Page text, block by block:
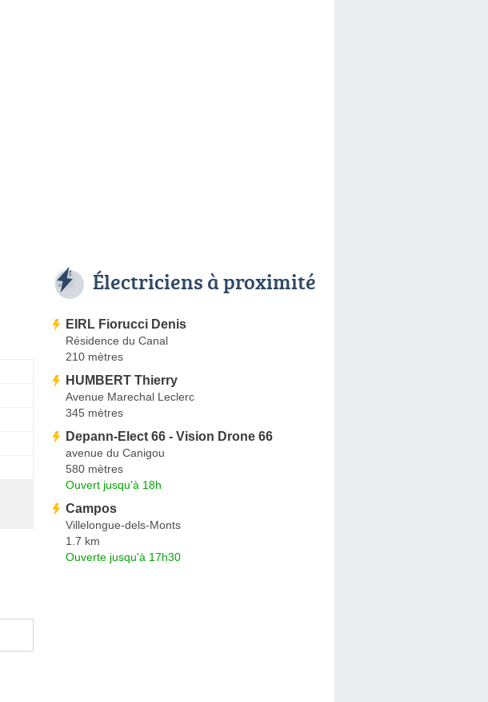
Électriciens à proximité
EIRL Fiorucci Denis
Résidence du Canal
210 mètres
HUMBERT Thierry
Avenue Marechal Leclerc
345 mètres
Depann-Elect 66 - Vision Drone 66
avenue du Canigou
580 mètres
Ouvert jusqu'à 18h
Campos
Villelongue-dels-Monts
1.7 km
Ouverte jusqu'à 17h30